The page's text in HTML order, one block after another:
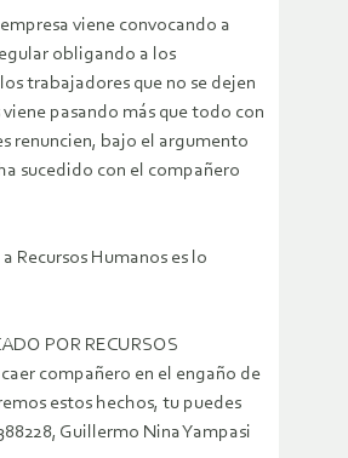
viene convocando a
obligando a los
trabajadores que no se dejen
pasando más que todo con
renuncien, bajo el argumento
sucedido con el compañero
Recursos Humanos es lo
POR RECURSOS
compañero en el engaño de
estos hechos, tu puedes
Guillermo Nina Yampasi